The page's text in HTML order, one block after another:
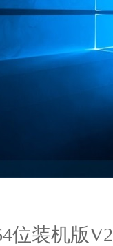
位装机版